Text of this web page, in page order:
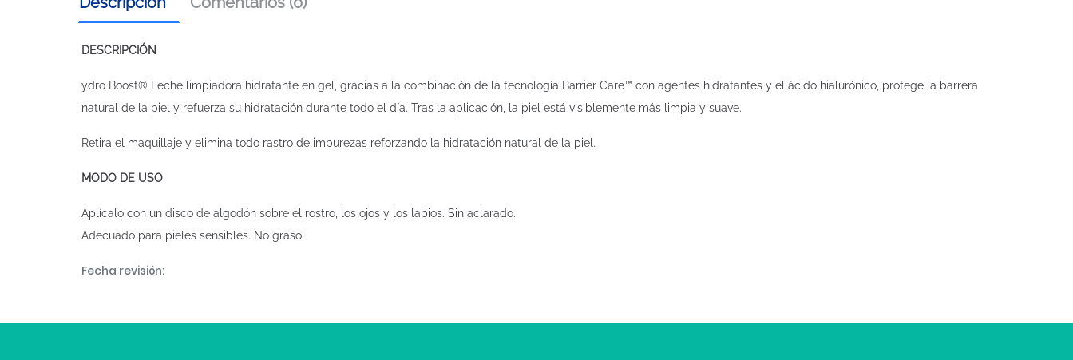
DESCRIPCIÓN
ydro Boost® Leche limpiadora hidratante en gel, gracias a la combinación de la tecnología Barrier Care™ con agentes hidratantes y el ácido hialurónico, protege la barrera
natural de la piel y refuerza su hidratación durante todo el día. Tras la aplicación, la piel está visiblemente más limpia y suave.
Retira el maquillaje y elimina todo rastro de impurezas reforzando la hidratación natural de la piel.
MODO DE USO
Aplícalo con un disco de algodón sobre el rostro, los ojos y los labios. Sin aclarado.
Adecuado para pieles sensibles. No graso.
Fecha revisión: